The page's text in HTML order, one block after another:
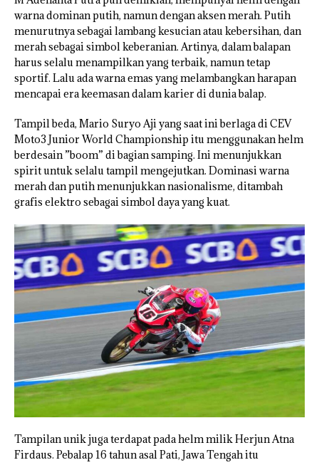
warna dominan putih, namun dengan aksen merah. Putih
menurutnya sebagai lambang kesucian atau kebersihan, dan
merah sebagai simbol keberanian. Artinya, dalam balapan
harus selalu menampilkan yang terbaik, namun tetap
sportif. Lalu ada warna emas yang melambangkan harapan
mencapai era keemasan dalam karier di dunia balap.
Tampil beda, Mario Suryo Aji yang saat ini berlaga di CEV
Moto3 Junior World Championship itu menggunakan helm
berdesain ”boom” di bagian samping. Ini menunjukkan
spirit untuk selalu tampil mengejutkan. Dominasi warna
merah dan putih menunjukkan nasionalisme, ditambah
grafis elektro sebagai simbol daya yang kuat.
Tampilan unik juga terdapat pada helm milik Herjun Atna
Firdaus. Pebalap 16 tahun asal Pati, Jawa Tengah itu